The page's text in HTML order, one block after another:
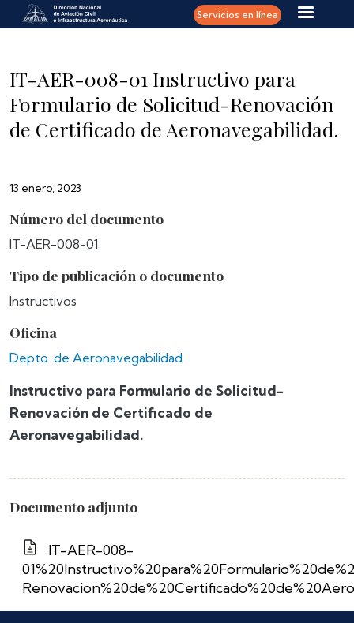
Pasar al contenido principal Servicios en línea
IT-AER-008-01 Instructivo para
Formulario de Solicitud-Renovación
de Certificado de Aeronavegabilidad.
13 enero, 2023
Número del documento
IT-AER-008-01
Tipo de publicación o documento
Instructivos
Oficina
Depto. de Aeronavegabilidad
Instructivo para Formulario de Solicitud-
Renovación de Certificado de
Aeronavegabilidad.
Documento adjunto
IT-AER-008-